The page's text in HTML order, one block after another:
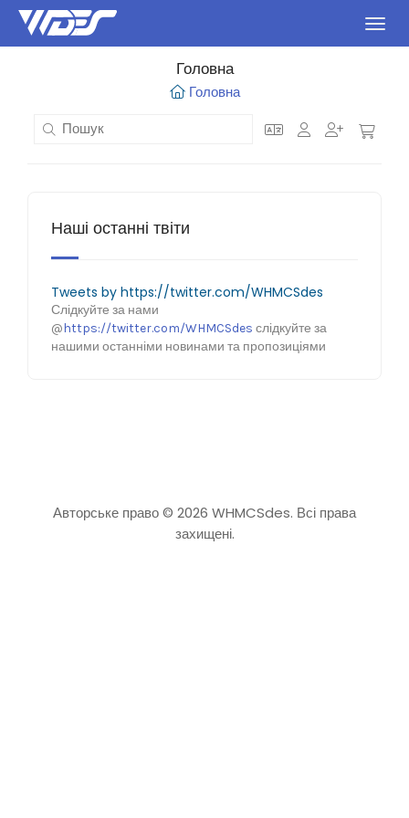
Головна
Головна
Наші останні твіти
Tweets by https://twitter.com/WHMCSdes
Слідкуйте за нами
@https://twitter.com/WHMCSdes слідкуйте за
нашими останніми новинами та пропозиціями
Авторське право © 2026 WHMCSdes. Всі права
захищені.